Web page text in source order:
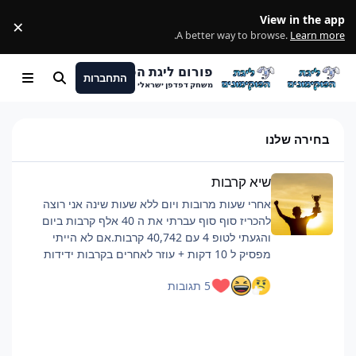
View in the app
A better way to browse. Learn more
.
×
פורום ליגת הפוקימונים
משחק דפדפן ישראלי
התחברות חיפוש Menu
בחירה שלנו
שיא קרבות
אחרי שעות מרובות ויום ללא שעות שינה אני רוצה
להכריז סוף סוף עברתי את ה 40 אלף קרבות ביום
והגעתי לטופ 4 עם 40,742 קרבות.אם לא הייתי
מפסיק ל 10 דקות + עוזר לאחרים בקרבות ידידות
שזה היה קשה וגמר לי את החיים, אבל אם אתם כבר
5 תגובות